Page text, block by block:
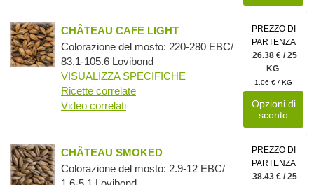
CHÂTEAU CAFE LIGHT
Colorazione del mosto: 220-280 EBC/
83.1-105.6 Lovibond
VISUALIZZA SPECIFICHE
Ricette correlate
Video correlati
PREZZO DI
PARTENZA
26.38 € / 25
KG
1.06 € / KG
Opzioni di
sconto
CHÂTEAU SMOKED
Colorazione del mosto: 2.9-12 EBC/
PREZZO DI
PARTENZA
38.43 € / 25